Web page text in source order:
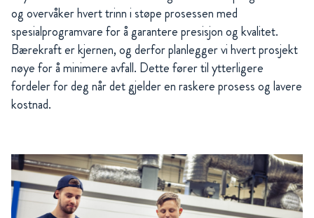
og overvåker hvert trinn i støpe prosessen med
spesialprogramvare for å garantere presisjon og kvalitet.
Bærekraft er kjernen, og derfor planlegger vi hvert prosjekt
nøye for å minimere avfall. Dette fører til ytterligere
fordeler for deg når det gjelder en raskere prosess og lavere
kostnad.